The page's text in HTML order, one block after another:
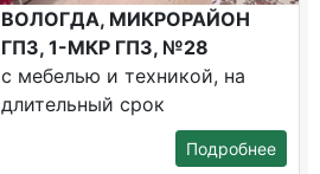
ВОЛОГДА, МИКРОРАЙОН
ГПЗ, 1-МКР ГПЗ, №28
с мебелью и техникой, на
длительный срок
Подробнее